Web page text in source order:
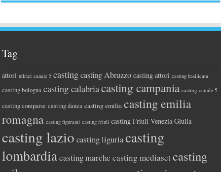
Tag
attori attrici canale 5 casting casting Abruzzo casting attori casting basilicata
casting bologna casting calabriacasting campania casting canale 5
casting comparse casting danza casting emilia casting emilia
romagna casting figuranti casting friuli casting Friuli Venezia Giulia
casting lazio casting liguriacasting
lombardiacasting marche casting mediasetcasting